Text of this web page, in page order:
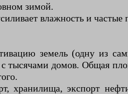
зимой.
влажность и
земель (одну из
домов. Общая
хранилища, экспорт